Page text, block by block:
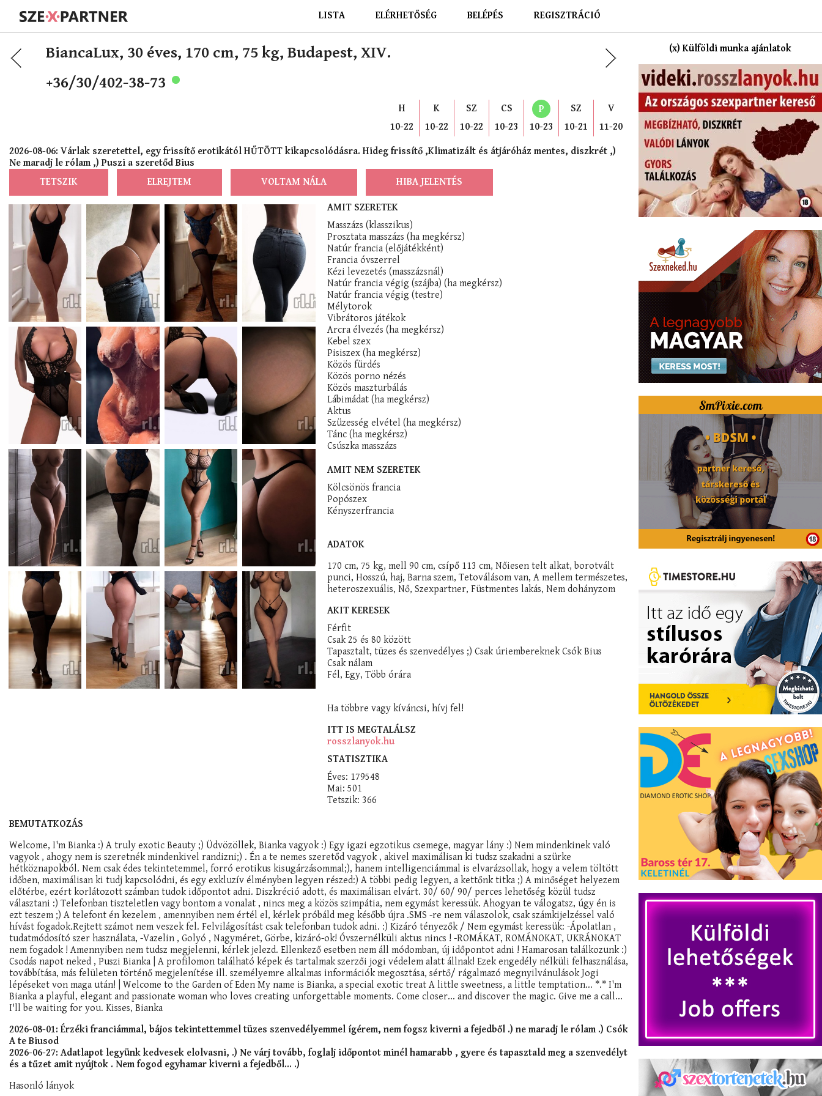
LISTA ELÉRHETŐSÉG BELÉPÉS REGISZTRÁCIÓ
BiancaLux, 30 éves, 170 cm, 75 kg, Budapest, XIV.
+36/30/402-38-73
H
10-22
K
10-22
SZ
10-22
CS
10-23
P
10-23
SZ
10-21
V
11-20
2026-08-06: Várlak szeretettel, egy frissítő erotikától HŰTÖTT kikapcsolódásra. Hideg frissítő ,Klimatizált és átjáróház mentes, diszkrét ,)
Ne maradj le rólam ,) Puszi a szeretőd Bius
TETSZIK
ELREJTEM VOLTAM NÁLA HIBA JELENTÉS
AMIT SZERETEK
Masszázs (klasszikus)
Prosztata masszázs (ha megkérsz)
Natúr francia (előjátékként)
Francia óvszerrel
Kézi levezetés (masszázsnál)
Natúr francia végig (szájba) (ha megkérsz)
Natúr francia végig (testre)
Mélytorok
Vibrátoros játékok
Arcra élvezés (ha megkérsz)
Kebel szex
Pisiszex (ha megkérsz)
Közös fürdés
Közös porno nézés
Közös maszturbálás
Lábimádat (ha megkérsz)
Aktus
Szüzesség elvétel (ha megkérsz)
Tánc (ha megkérsz)
Csúszka masszázs
AMIT NEM SZERETEK
Kölcsönös francia
Popószex
Kényszerfrancia
ADATOK
170 cm, 75 kg, mell 90 cm, csípő 113 cm, Nőiesen telt alkat, borotvált
punci, Hosszú, haj, Barna szem, Tetoválásom van, A mellem természetes,
heteroszexuális, Nő, Szexpartner, Füstmentes lakás, Nem dohányzom
AKIT KERESEK
Férfit
Csak 25 és 80 között
Tapasztalt, tüzes és szenvedélyes ;) Csak úriembereknek Csók Bius
Csak nálam
Fél, Egy, Több órára
Ha többre vagy kíváncsi, hívj fel!
ITT IS MEGTALÁLSZ
rosszlanyok.hu
STATISZTIKA
Éves: 179548
Mai: 501
Tetszik: 366
BEMUTATKOZÁS
Welcome, I'm Bianka :) A truly exotic Beauty ;) Üdvözöllek, Bianka vagyok :) Egy igazi egzotikus csemege, magyar lány :) Nem mindenkinek való
vagyok , ahogy nem is szeretnék mindenkivel randizni;) . Én a te nemes szeretőd vagyok , akivel maximálisan ki tudsz szakadni a szürke
hétköznapokból. Nem csak édes tekintetemmel, forró erotikus kisugárzásommal;), hanem intelligenciámmal is elvarázsollak, hogy a velem töltött
időben, maximálisan ki tudj kapcsolódni, és egy exkluzív élményben legyen részed:) A többi pedig legyen, a kettőnk titka ;) A minőséget helyezem
előtérbe, ezért korlátozott számban tudok időpontot adni. Diszkréció adott, és maximálisan elvárt. 30/ 60/ 90/ perces lehetőség közül tudsz
választani :) Telefonban tiszteletlen vagy bontom a vonalat , nincs meg a közös szimpátia, nem egymást keressük. Ahogyan te válogatsz, úgy én is
ezt teszem ;) A telefont én kezelem , amennyiben nem értél el, kérlek próbáld meg később újra .SMS -re nem válaszolok, csak számkijelzéssel való
hívást fogadok.Rejtett számot nem veszek fel. Felvilágosítást csak telefonban tudok adni. :) Kizáró tényezők / Nem egymást keressük: -Ápolatlan ,
tudatmódosító szer használata, -Vazelin , Golyó , Nagyméret, Görbe, kizáró-ok! Óvszernélküli aktus nincs ! -ROMÁKAT, ROMÁNOKAT, UKRÁNOKAT
nem fogadok ! Amennyiben nem tudsz megjelenni, kérlek jelezd. Ellenkező esetben nem áll módomban, új időpontot adni ! Hamarosan találkozunk :)
Csodás napot neked , Puszi Bianka | A profilomon található képek és tartalmak szerzői jogi védelem alatt állnak! Ezek engedély nélküli felhasználása,
továbbítása, más felületen történő megjelenítése ill. személyemre alkalmas információk megosztása, sértő/ rágalmazó megnyilvánulások Jogi
lépéseket von maga után! | Welcome to the Garden of Eden My name is Bianka, a special exotic treat A little sweetness, a little temptation... *.* I'm
Bianka a playful, elegant and passionate woman who loves creating unforgettable moments. Come closer... and discover the magic. Give me a call...
I'll be waiting for you. Kisses, Bianka
2026-08-01: Érzéki franciámmal, bájos tekintettemmel tüzes szenvedélyemmel ígérem, nem fogsz kiverni a fejedből .) ne maradj le rólam .) Csók
A te Biusod
2026-06-27: Adatlapot legyünk kedvesek elolvasni, .) Ne várj tovább, foglalj időpontot minél hamarabb , gyere és tapasztald meg a szenvedélyt
és a tűzet amit nyújtok . Nem fogod egyhamar kiverni a fejedből... .)
Hasonló lányok
(x) Külföldi munka ajánlatok